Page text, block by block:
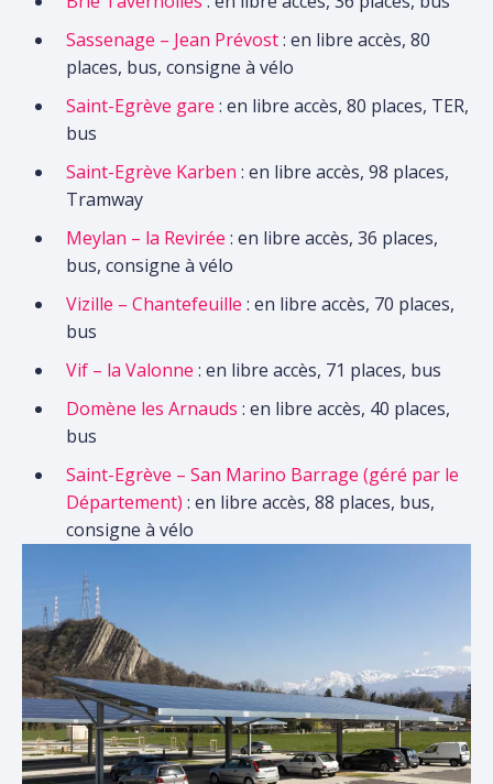
Sassenage – Jean Prévost: en libre accès, 80
places, bus, consigne à vélo
Saint-Egrève gare : en libre accès, 80 places, TER,
bus
Saint-Egrève Karben : en libre accès, 98 places,
Tramway
Meylan – la Revirée : en libre accès, 36 places,
bus, consigne à vélo
Vizille – Chantefeuille : en libre accès, 70 places,
bus
Vif – la Valonne : en libre accès, 71 places, bus
Domène les Arnauds : en libre accès, 40 places,
bus
Saint-Egrève – San Marino Barrage (géré par le
Département) : en libre accès, 88 places, bus,
consigne à vélo